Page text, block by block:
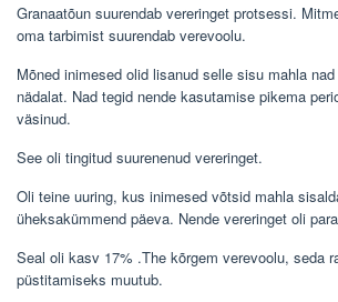
Granaatõun suurendab vereringet protsessi.
oma tarbimist suurendab verevoolu.
Mõned inimesed olid lisanud selle sisu mahla
nädalat. Nad tegid nende kasutamise pikema
väsinud.
See oli tingitud suurenenud vereringet.
Oli teine ​​uuring, kus inimesed võtsid mahla
üheksakümmend päeva. Nende vereringet oli
Seal oli kasv 17% .The kõrgem verevoolu, seda
püstitamiseks muutub.